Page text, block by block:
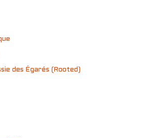
des Égarés (Rooted)